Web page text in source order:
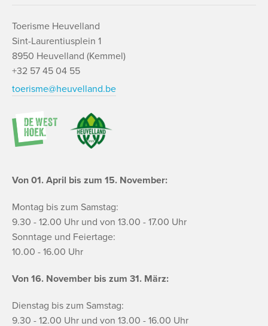
Toerisme Heuvelland
Sint-Laurentiusplein 1
8950 Heuvelland (Kemmel)
+32 57 45 04 55
toerisme@heuvelland.be
Von 01. April bis zum 15. November:
Montag bis zum Samstag:
9.30 - 12.00 Uhr und von 13.00 - 17.00 Uhr
Sonntage und Feiertage:
10.00 - 16.00 Uhr
Von 16. November bis zum 31. März:
Dienstag bis zum Samstag:
9.30 - 12.00 Uhr und von 13.00 - 16.00 Uhr